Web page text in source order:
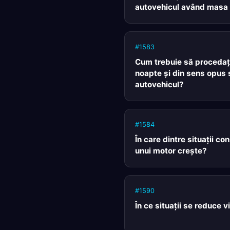
autovehicul având
#1583
Cum trebuie să
noapte şi din sens opus
autovehicul?
#1584
În care dintre situaţii
unui motor creşte?
#1590
În ce situaţii se reduce